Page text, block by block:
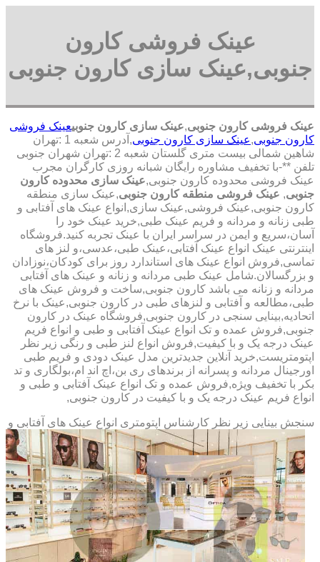
عینک فروشی کارون
جنوبی,عینک سازی کارون جنوبی
عینک فروشی کارون جنوبی,عینک سازی کارون جنوبیعینک فروشی
کارون جنوبی,عینک سازی کارون جنوبی
,آدرس شعبه 1 :تهران
شاهین شمالی بیست متری گلستان شعبه 2 :تهران شهران جنوبی
تلفن **-با تخفیف مشاوره رایگان شبانه روزی کارگران مجرب
عینک فروشی محدوده کارون جنوبی,عینک سازی محدوده کارون
جنوبی, عینک فروشی منطقه کارون جنوبی,عینک سازی منطقه
کارون جنوبی,عینک فروشی,عینک سازی,انواع عینک های آفتابی و
طبی زنانه و مردانه و فریم عینک طبی,خرید عینک خود را
آسان،سریع و ایمن در سراسر ایران با عینک تجربه کنید.فروشگاه
اینترنتی عینک انواع عینک آفتابی،عینک طبی،عدسی،و لنز های
تماسی,فروش انواع عینک های استاندارد روز برای کودکان،نوزادان
و بزرگسالان.شامل عینک طبی مردانه و زنانه و عینک های آفتابی
مردانه و زنانه می باشد کارون جنوبی,ساخت و فروش عینک های
طبی،مطالعه و آفتابی و لنزهای طبی در کارون جنوبی,عینک با نرخ
اتحادیه,بینایی سنجی در کارون جنوبی,فروشگاه عینک در کارون
جنوبی,فروش عمده و تک انواع عینک آفتابی و طبی و انواع فریم
عینک درجه یک و با کیفیت,فروش انواع لنز طبی و رنگی زیر نظر
اپتومتریست,خرید آنلاین جدیدترین مدل عینک دودی و فریم طبی
اورجینال مردانه و پسرانه از برندهای ری بن،اچ اند ام،بولگاری و تد
بکر با تخفیف ویژه,فروش عمده و تک انواع عینک آفتابی و طبی و
انواع فریم عینک درجه یک و با کیفیت در کارون جنوبی,
سنجش بینایی زیر نظر کارشناس اپتومتری انواع عینک های آفتابی و